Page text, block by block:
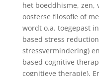
het boeddhisme, zen,
oosterse filosofie of
wordt o.a. toegepast
based stress
stressvermindering)
based cognitive
cognitieve therapie).